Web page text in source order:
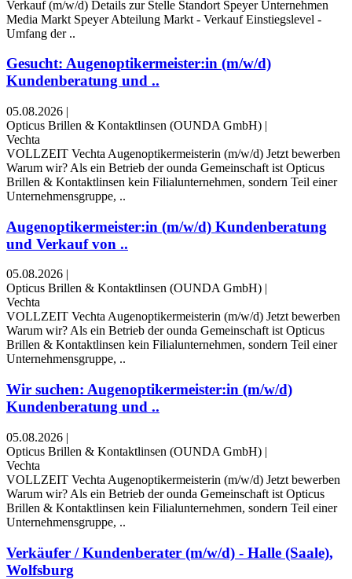
Verkauf (m/w/d) Details zur Stelle Standort Speyer Unternehmen
Media Markt Speyer Abteilung Markt - Verkauf Einstiegslevel -
Umfang der ..
Gesucht: Augenoptikermeister:in (m/w/d)
Kundenberatung und ..
05.08.2026 |
Opticus Brillen & Kontaktlinsen (OUNDA GmbH) |
Vechta
VOLLZEIT Vechta Augenoptikermeisterin (m/w/d) Jetzt bewerben
Warum wir? Als ein Betrieb der ounda Gemeinschaft ist Opticus
Brillen & Kontaktlinsen kein Filialunternehmen, sondern Teil einer
Unternehmensgruppe, ..
Augenoptikermeister:in (m/w/d) Kundenberatung
und Verkauf von ..
05.08.2026
Opticus Brillen & Kontaktlinsen (OUNDA GmbH)
Vechta
VOLLZEIT Vechta Augenoptikermeisterin (m/w/d) Jetzt bewerben
Warum wir? Als ein Betrieb der ounda Gemeinschaft ist Opticus
Brillen & Kontaktlinsen kein Filialunternehmen, sondern Teil einer
Unternehmensgruppe, ..
Wir suchen: Augenoptikermeister:in (m/w/d)
Kundenberatung und ..
05.08.2026 |
Opticus Brillen & Kontaktlinsen (OUNDA GmbH) |
Vechta
VOLLZEIT Vechta Augenoptikermeisterin (m/w/d) Jetzt bewerben
Warum wir? Als ein Betrieb der ounda Gemeinschaft ist Opticus
Brillen & Kontaktlinsen kein Filialunternehmen, sondern Teil einer
Unternehmensgruppe, ..
Verkäufer / Kundenberater (m/w/d) - Halle (Saale),
Wolfsburg